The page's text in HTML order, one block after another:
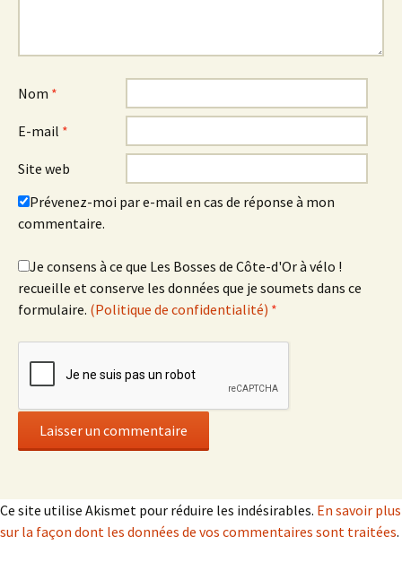
Nom *
E-mail *
Site web
Prévenez-moi par e-mail en cas de réponse à mon
commentaire.
Je consens à ce que Les Bosses de Côte-d'Or à vélo !
recueille et conserve les données que je soumets dans ce
formulaire. (Politique de confidentialité) *
Ce site utilise Akismet pour réduire les indésirables. En savoir plus
sur la façon dont les données de vos commentaires sont traitées.